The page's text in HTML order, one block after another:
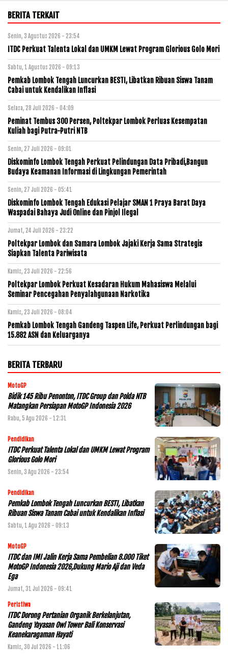
BERITA TERKAIT
Senin, 3 Agustus 2026 - 23:54
ITDC Perkuat Talenta Lokal dan UMKM Lewat Program Glorious Golo Mori
Sabtu, 1 Agustus 2026 - 09:13
Pemkab Lombok Tengah Luncurkan BESTI, Libatkan Ribuan Siswa Tanam
Cabai untuk Kendalikan Inflasi
Selasa, 28 Juli 2026 - 04:09
Peminat Tembus 300 Persen, Poltekpar Lombok Perluas Kesempatan
Kuliah bagi Putra-Putri NTB
Senin, 27 Juli 2026 - 09:01
Diskominfo Lombok Tengah Perkuat Pelindungan Data Pribadi,Bangun
Budaya Keamanan Informasi di Lingkungan Pemerintah
Senin, 27 Juli 2026 - 05:41
Diskominfo Lombok Tengah Edukasi Pelajar SMAN 1 Praya Barat Daya
Waspadai Bahaya Judi Online dan Pinjol Ilegal
Jumat, 24 Juli 2026 - 23:22
Poltekpar Lombok dan Samara Lombok Jajaki Kerja Sama Strategis
Siapkan Talenta Pariwisata
Kamis, 23 Juli 2026 - 22:56
Poltekpar Lombok Perkuat Kesadaran Hukum Mahasiswa Melalui
Seminar Pencegahan Penyalahgunaan Narkotika
Kamis, 23 Juli 2026 - 08:04
Pemkab Lombok Tengah Gandeng Taspen Life, Perkuat Perlindungan bagi
15.882 ASN dan Keluarganya
BERITA TERBARU
MotoGP
Bidik 145 Ribu Penonton, ITDC Group dan Polda NTB
Matangkan Persiapan MotoGP Indonesia 2026
Rabu, 5 Agu 2026 - 12:31
Pendidikan
ITDC Perkuat Talenta Lokal dan UMKM Lewat Program
Glorious Golo Mori
Senin, 3 Agu 2026 - 23:54
Pendidikan
Pemkab Lombok Tengah Luncurkan BESTI, Libatkan
Ribuan Siswa Tanam Cabai untuk Kendalikan Inflasi
Sabtu, 1 Agu 2026 - 09:13
MotoGP
ITDC dan IMI Jalin Kerja Sama Pembelian 8.000 Tiket
MotoGP Indonesia 2026,Dukung Mario Aji dan Veda
Ega
Jumat, 31 Jul 2026 - 09:41
Peristiwa
ITDC Dorong Pertanian Organik Berkelanjutan,
Gandeng Yayasan Owl Tower Bali Konservasi
Keanekaragaman Hayati
Kamis, 30 Jul 2026 - 11:06